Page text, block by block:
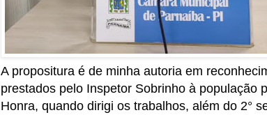
A propositura é de minha autoria em
prestados pelo Inspetor Sobrinho à população
Honra, quando dirigi os trabalhos, além do 2°